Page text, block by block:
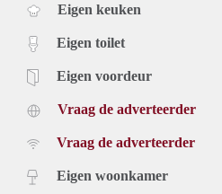
Eigen keuken
Eigen toilet
Eigen voordeur
Vraag de adverteerder
Vraag de adverteerder
Eigen woonkamer